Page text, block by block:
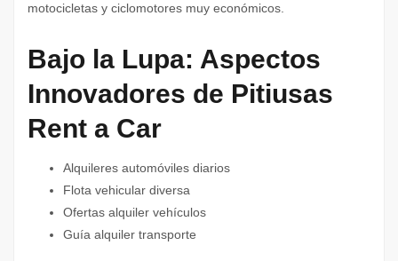
motocicletas y ciclomotores muy económicos.
Bajo la Lupa: Aspectos
Innovadores de Pitiusas
Rent a Car
Alquileres automóviles diarios
Flota vehicular diversa
Ofertas alquiler vehículos
Guía alquiler transporte